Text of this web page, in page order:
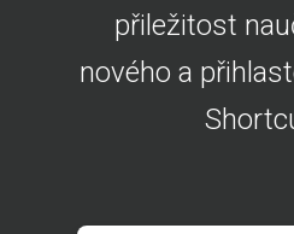
přiležitost
nového a